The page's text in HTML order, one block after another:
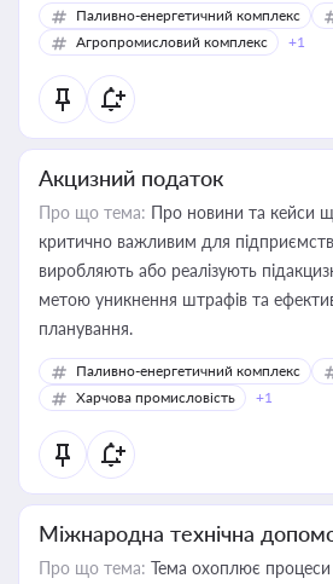
Паливно-енергетичний комплекс
Агропромисловий комплекс
+1
Акцизний податок
Про що тема: Про новини та кейси
критично важливим для
виробляють або реалізують
метою уникнення штрафів та
планування.
Паливно-енергетичний комплекс
Харчова промисловість
+1
Міжнародна технічна
Про що тема: Тема охоплює процеси